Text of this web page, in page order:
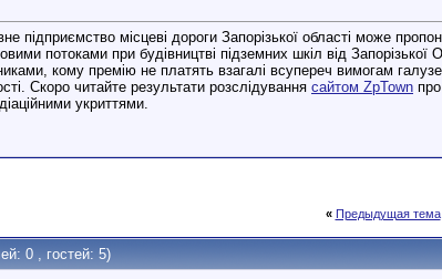
підприємство місцеві дороги Запорізької області може
потоками при будівництві підземних шкіл від
кому премію не платять взагалі всупереч вимогам
Скоро читайте результати розслідування сайтом ZpTown
укриттями.
« Предыдущая тема
0 , гостей: 5)